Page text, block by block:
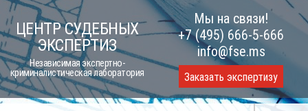
Skip
to
content
ЦЕНТР СУДЕБНЫХ
ЭКСПЕРТИЗ
Независимая экспертно-
криминалистическая лаборатория
Мы на связи!
+7 (495) 666-5-666
info@fse.ms
Заказать экспертизу